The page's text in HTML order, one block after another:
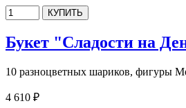
Букет "Сладости на
10 разноцветных шариков, фигуры
4 610 ₽